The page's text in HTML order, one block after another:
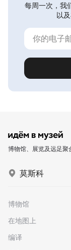
每周一次，我
以
博物馆、展览及远足聚
莫斯科
博物馆
在地图上
编译